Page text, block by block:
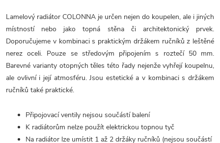
Lamelový radiátor COLONNA je určen nejen do koupelen, ale i jiných
místností nebo jako topná stěna či architektonický prvek.
Doporučujeme v kombinaci s praktickým držákem ručníků z leštěné
nerez oceli. Pouze se středovým připojením s roztečí 50 mm.
Barevné varianty otopných těles této řady nejenže vyhřejí koupelnu,
ale ovlivní i její atmosféru. Jsou estetické a v kombinaci s držákem
ručníků také praktické.
Připojovací ventily nejsou součástí balení
K radiátorům nelze použít elektrickou topnou tyč
Na radiátor lze umístit 1 až 2 držáky ručníků (nejsou součástí